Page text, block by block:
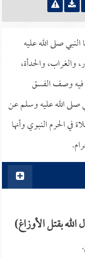
صلى الله عليه
والحدأة،
فيه وصف الفسق
الله عليه وسلم عن
في الحرم النبوي وأنها
بقتل الأوزاغ)